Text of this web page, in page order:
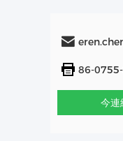
86-
今連